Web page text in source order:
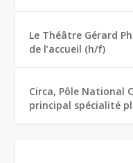
Le Théâtre Gérard
de l’accueil (h/f)
Circa, Pôle National
principal spécialité